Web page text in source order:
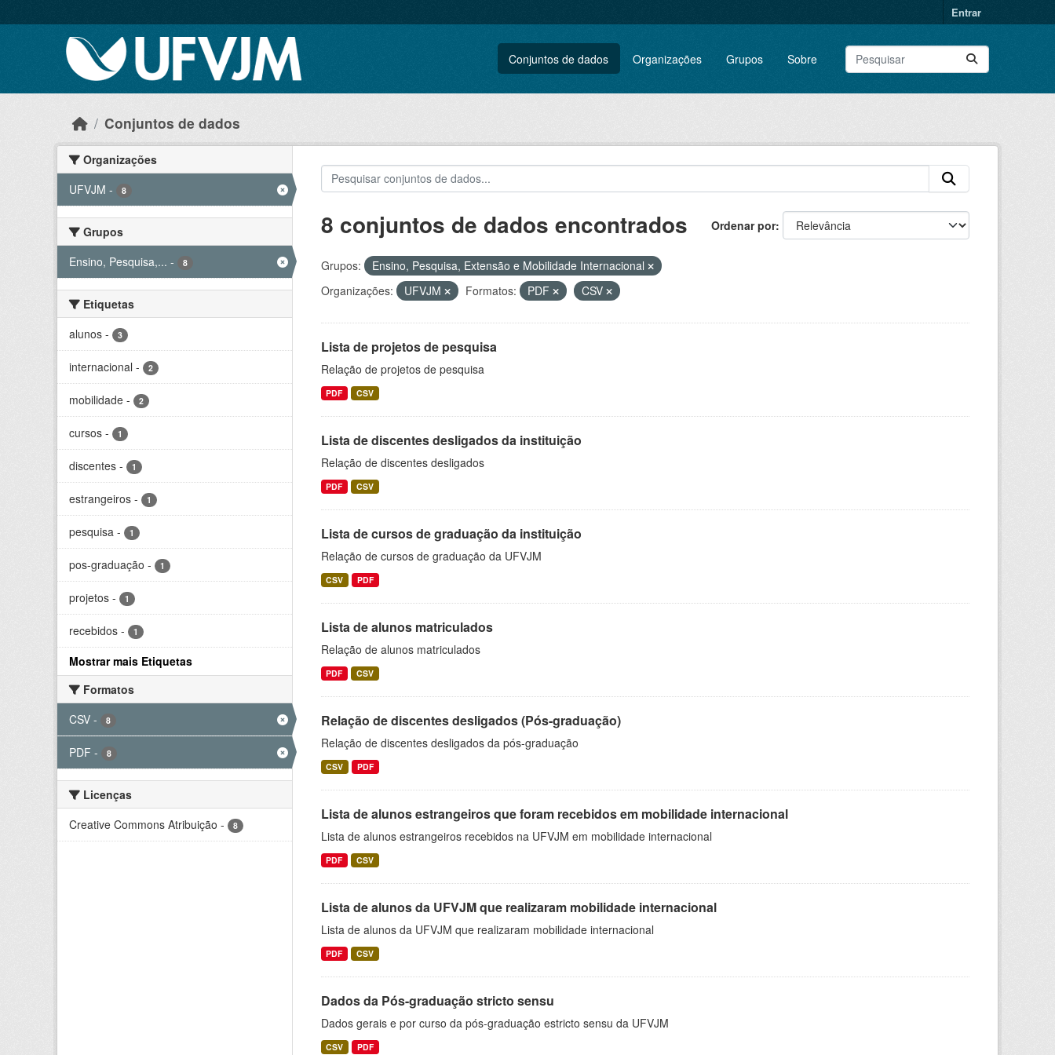
Entrar
Conjuntos de dados Organizações Grupos Sobre
Conjuntos de dados
Organizações
UFVJM - 8
Grupos
Ensino, Pesquisa,... - 8
Etiquetas
alunos - 3
internacional - 2
mobilidade - 2
cursos - 1
discentes - 1
estrangeiros - 1
pesquisa - 1
pos-graduação - 1
projetos - 1
recebidos - 1
Mostrar mais Etiquetas
Formatos
CSV - 8
PDF - 8
Licenças
Creative Commons Atribuição - 8
Ordenar por
8 conjuntos de dados encontrados
Grupos:
Ensino, Pesquisa, Extensão e Mobilidade Internacional
Organizações:
UFVJM Formatos: PDF CSV
Lista de projetos de pesquisa
Relação de projetos de pesquisa
PDF CSV
Lista de discentes desligados da instituição
Relação de discentes desligados
PDF CSV
Lista de cursos de graduação da instituição
Relação de cursos de graduação da UFVJM
CSV PDF
Lista de alunos matriculados
Relação de alunos matriculados
PDF CSV
Relação de discentes desligados (Pós-graduação)
Relação de discentes desligados da pós-graduação
CSV PDF
Lista de alunos estrangeiros que foram recebidos em mobilidade internacional
Lista de alunos estrangeiros recebidos na UFVJM em mobilidade internacional
PDF CSV
Lista de alunos da UFVJM que realizaram mobilidade internacional
Lista de alunos da UFVJM que realizaram mobilidade internacional
PDF CSV
Dados da Pós-graduação stricto sensu
Dados gerais e por curso da pós-graduação estricto sensu da UFVJM
CSV PDF